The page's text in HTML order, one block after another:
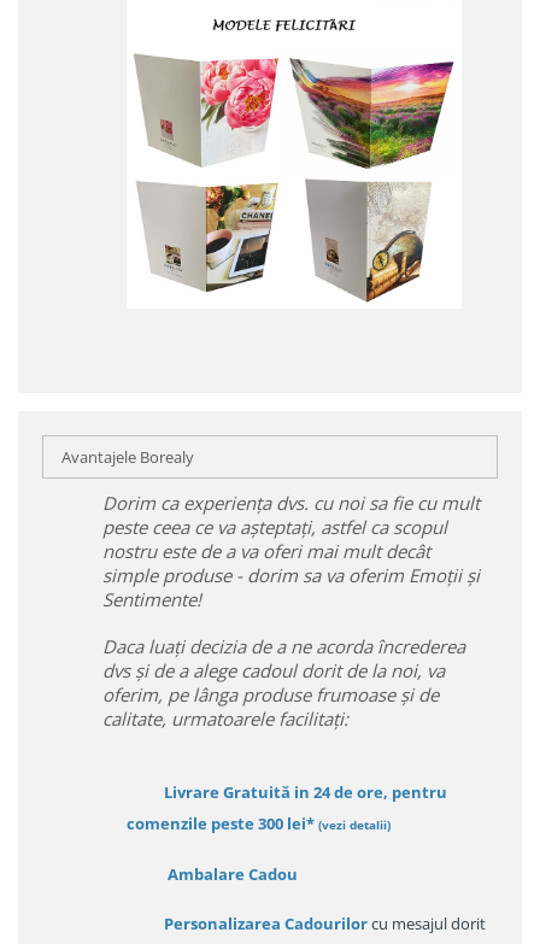
Avantajele Borealy
Dorim ca experiența dvs. cu noi sa fie cu mult
peste ceea ce va așteptați, astfel ca scopul
nostru este de a va oferi mai mult decât
simple produse - dorim sa va oferim Emoții și
Sentimente!
Daca luați decizia de a ne acorda încrederea
dvs și de a alege cadoul dorit de la noi, va
oferim, pe lânga produse frumoase și de
calitate, urmatoarele facilitați:
Livrare Gratuită in 24 de ore, pentru
comenzile peste 300 lei* (vezi detalii)
Ambalare Cadou
Personalizarea Cadourilorcu mesajul dorit